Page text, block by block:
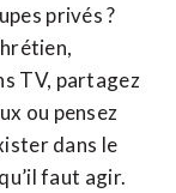
privés ?
TV, partagez
ou pensez
dans le
faut agir.